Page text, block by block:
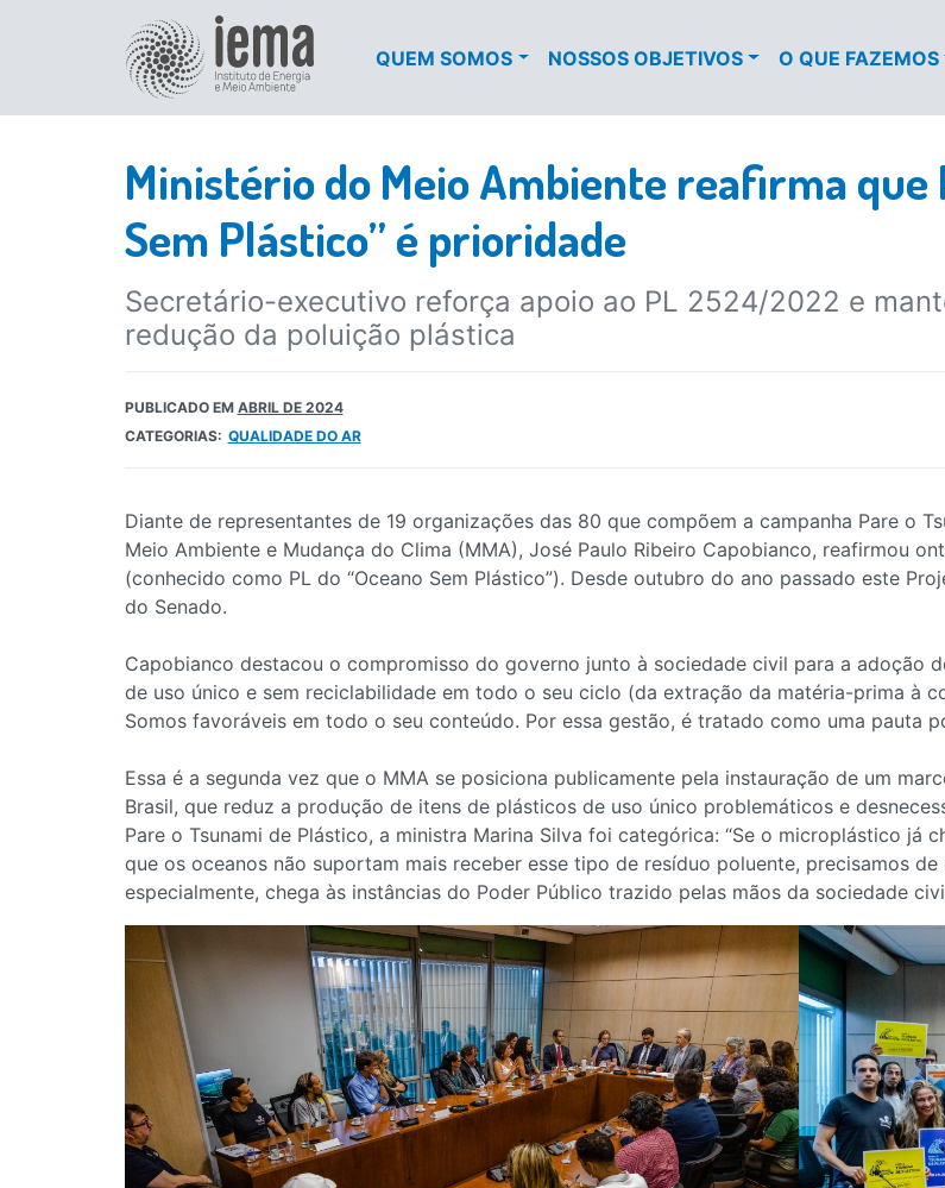
QUEM SOMOS NOSSOS OBJETIVOS O QUE FAZEMOS
Ministério do Meio Ambiente reafirma que
Sem Plástico” é prioridade
Secretário-executivo reforça apoio ao PL 2524/2022 e
redução da poluição plástica
PUBLICADO EM ABRIL DE 2024
CATEGORIAS: QUALIDADE DO AR
Diante de representantes de 19 organizações das 80 que compõem a campanha Pare o
Meio Ambiente e Mudança do Clima (MMA), José Paulo Ribeiro Capobianco, reafirmou
(conhecido como PL do “Oceano Sem Plástico”). Desde outubro do ano passado este
do Senado.
Capobianco destacou o compromisso do governo junto à sociedade civil para a adoção
de uso único e sem reciclabilidade em todo o seu ciclo (da extração da matéria-prima à
Somos favoráveis em todo o seu conteúdo. Por essa gestão, é tratado como uma pauta
Essa é a segunda vez que o MMA se posiciona publicamente pela instauração de um
Brasil, que reduz a produção de itens de plásticos de uso único problemáticos e
Pare o Tsunami de Plástico, a ministra Marina Silva foi categórica: “Se o microplástico já
que os oceanos não suportam mais receber esse tipo de resíduo poluente, precisamos
especialmente, chega às instâncias do Poder Público trazido pelas mãos da sociedade